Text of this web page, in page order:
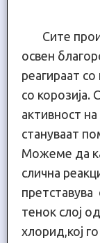
Сите
освен
реагираат
со корозија.
активност
стануваат
Можеме да
слична
тенок слој
хлорид,кој